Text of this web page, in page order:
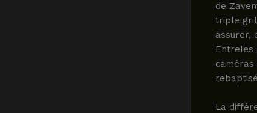
de
triple
assurer,
Entreles
caméras
La